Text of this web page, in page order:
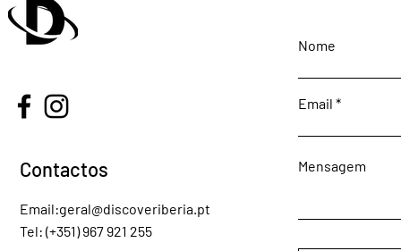
Contactos
Email:geral@discoveriberia.pt
Tel: (+351) 967 921 255
Nome
Email
Mensagem